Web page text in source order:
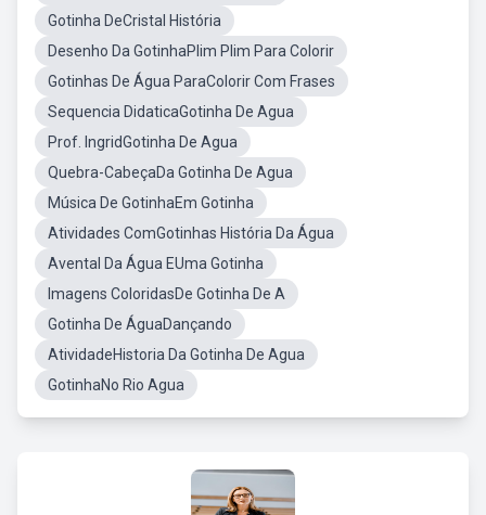
Gotinha DeCristal História
Desenho Da GotinhaPlim Plim Para Colorir
Gotinhas De Água ParaColorir Com Frases
Sequencia DidaticaGotinha De Agua
Prof. IngridGotinha De Agua
Quebra-CabeçaDa Gotinha De Agua
Música De GotinhaEm Gotinha
Atividades ComGotinhas História Da Água
Avental Da Água EUma Gotinha
Imagens ColoridasDe Gotinha De A
Gotinha De ÁguaDançando
AtividadeHistoria Da Gotinha De Agua
GotinhaNo Rio Agua